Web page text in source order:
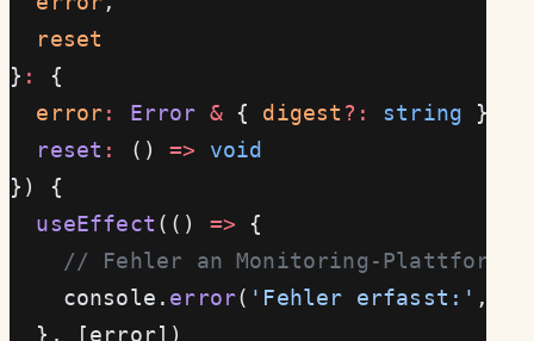
  reset
} :
{
  error
: Error & { digest ?: string }
  reset
: () => void
}) {
  useEffect
(() => {
// Fehler an Monitoring-Plattform
    console.
error( 'Fehler erfasst:' ,
  }, [error])